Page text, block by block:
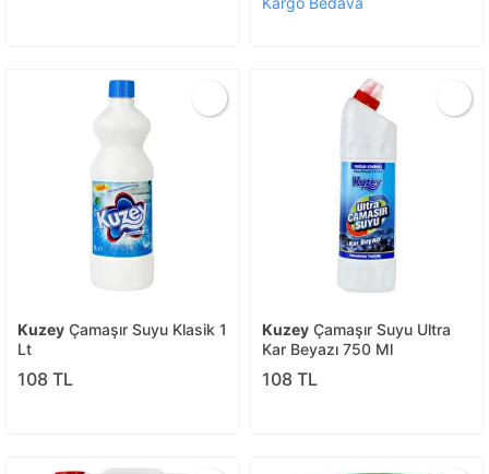
Kuzey Çamaşır Suyu Klasik 1
Lt
108 TL
Kuzey Çamaşır Suyu Ultra
Kar Beyazı 750 Ml
108 TL